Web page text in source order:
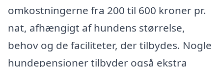
omkostningerne fra 200 til 600 kroner pr.
nat, afhængigt af hundens størrelse,
behov og de faciliteter, der tilbydes. Nogle
hundepensioner tilbyder også ekstra